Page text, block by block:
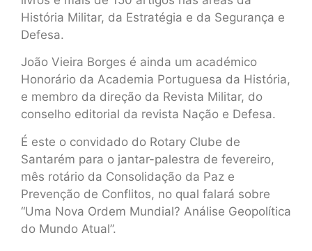
História Militar, da Estratégia e da Segurança e
Defesa.
João Vieira Borges é ainda um académico
Honorário da Academia Portuguesa da História,
e membro da direção da Revista Militar, do
conselho editorial da revista Nação e Defesa.
É este o convidado do Rotary Clube de
Santarém para o jantar-palestra de fevereiro,
mês rotário da Consolidação da Paz e
Prevenção de Conflitos, no qual falará sobre
“Uma Nova Ordem Mundial? Análise Geopolítica
do Mundo Atual”.